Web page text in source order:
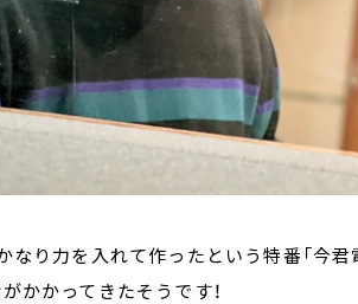
なり力を入れて作ったという特番「今
かかってきたそうです！